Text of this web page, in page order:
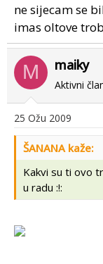
ne sijecam se
imas oltove
M maiky
Aktivni
25 Ožu 2009
ŠANANA kaže:
Kakvi su ti ovo
u radu :!: